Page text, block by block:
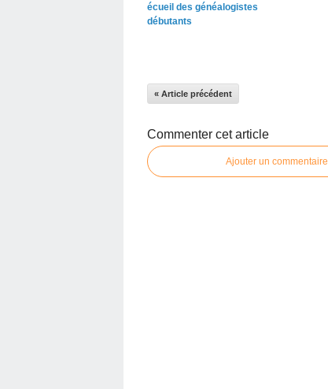
écueil des généalogistes
débutants
« Article précédent
Commenter cet article
Ajouter un commentaire